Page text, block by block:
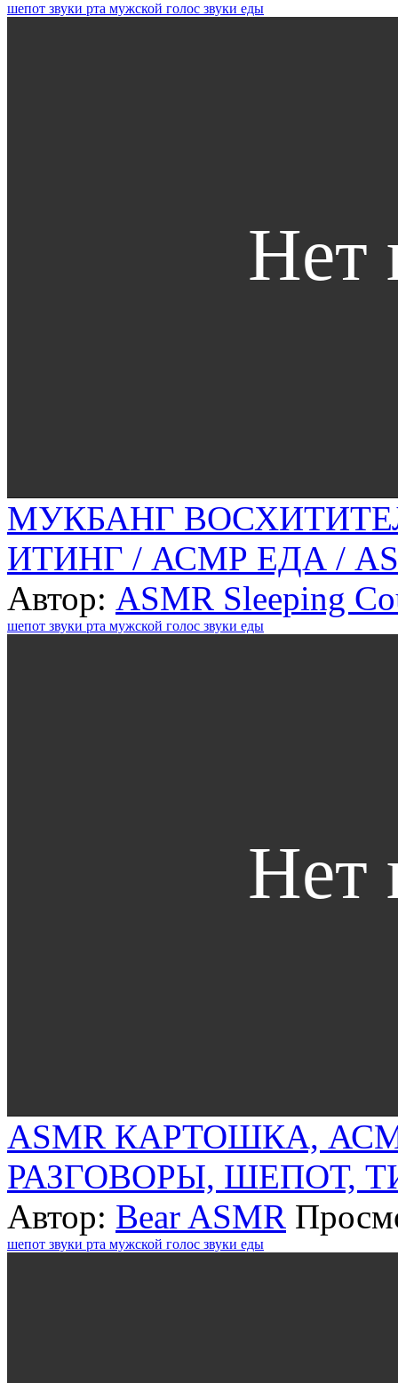
шепот звуки рта мужской голос звуки еды
МУКБАНГ
ИТИНГ / АСМР ЕДА /
Автор: ASMR Sleeping
шепот звуки рта мужской голос звуки еды
ASMR КАРТОШКА,
РАЗГОВОРЫ, ШЕПОТ,
Автор: Bear ASMR
шепот звуки рта мужской голос звуки еды